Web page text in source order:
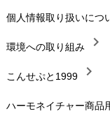
サイズ・寸法chevron_right
生地・素材chevron_right
お手入れについて chevron_right
レビューを書こうchevron_right
個人情報取り扱いにつ
環境への取り組み chevron_right
こんせぷと1999 chevron_right
ハーモネイチャー商品